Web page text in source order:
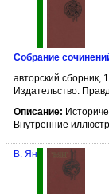
Собрание
авторский сборник,
Издательство:
Описание:
Внутренние
В. Ян